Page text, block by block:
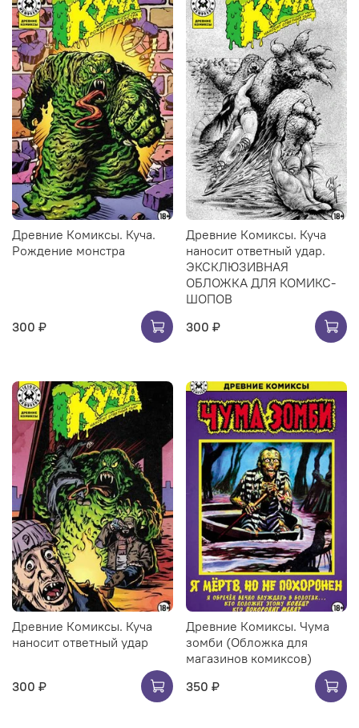
Древние Комиксы. Куча.
Рождение монстра
300 ₽
Древние Комиксы. Куча
наносит ответный удар.
ЭКСКЛЮЗИВНАЯ
ОБЛОЖКА ДЛЯ КОМИКС-
ШОПОВ
300 ₽
Древние Комиксы. Куча
наносит ответный удар
300 ₽
Древние Комиксы. Чума
зомби (Обложка для
магазинов комиксов)
350 ₽